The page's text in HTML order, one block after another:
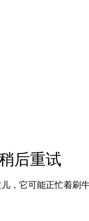
后重试
，它可能正忙着刷